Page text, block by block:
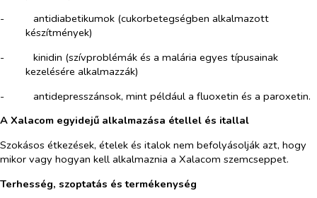
-​
antidiabetikumok (cukorbetegségben alkalmazott
készítmények)
-​
kinidin (szívproblémák és a malária egyes típusainak
kezelésére alkalmazzák)
-​
antidepresszánsok, mint például a fluoxetin és a paroxetin.
A Xalacom egyidejű alkalmazása étellel és itallal
Szokásos étkezések, ételek és italok nem befolyásolják azt, hogy
mikor vagy hogyan kell alkalmaznia a Xalacom szemcseppet.
Terhesség, szoptatás és termékenység